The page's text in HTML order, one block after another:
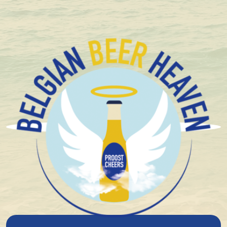
Emballé compact et en toute sécurité
Brouwerij Het Anker
La brasserie Het Anker est l'une des plus anciennes
brasseries de Belgique, dont les origines remontent au
début du XVe siècle. À cette époque, le Grand
Béguinage de Malines abritait une brasserie rattachée
à l'hôpital local. En 1471, Charles le Téméraire accorda
une exemption fiscale sur la bière brassée au profit
des béguines et de leurs officiers, témoignant ainsi de
l'importance du site.
En 1872, la brasserie fut rachetée par la famille Van
Breedam, déjà expérimentée dans la distillation. Elle